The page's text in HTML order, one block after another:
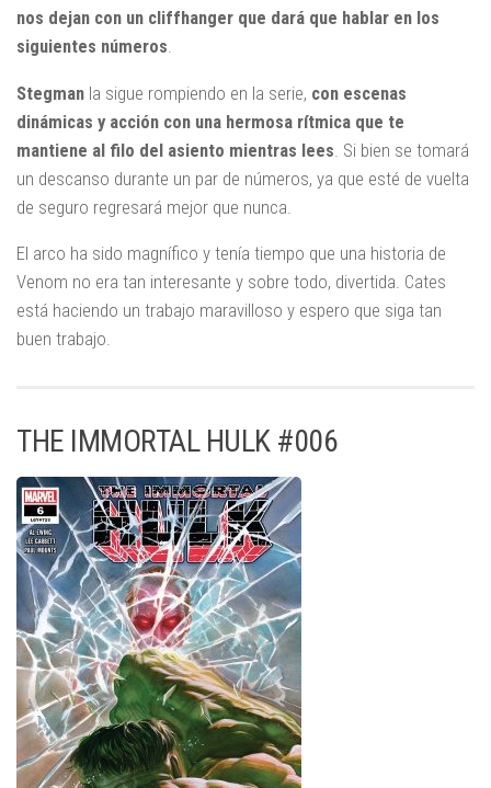
nos dejan con un cliffhanger que dará que hablar en los
siguientes números
Stegman la sigue rompiendo en la serie, con escenas
dinámicas y acción con una hermosa rítmica que te
mantiene al filo del asiento mientras lees . Si bien se tomará
un descanso durante un par de números, ya que esté de vuelta
de seguro regresará mejor que nunca.
El arco ha sido magnífico y tenía tiempo que una historia de
Venom no era tan interesante y sobre todo, divertida. Cates
está haciendo un trabajo maravilloso y espero que siga tan
buen trabajo.
THE IMMORTAL HULK #006